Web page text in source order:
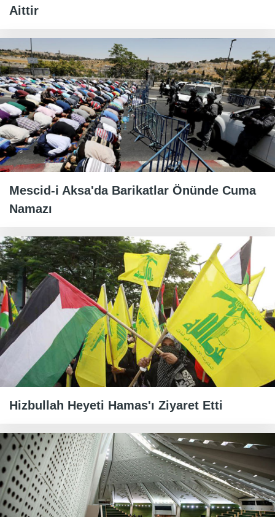
Aittir
Mescid-i Aksa'da Barikatlar Önünde Cuma
Namazı
Hizbullah Heyeti Hamas'ı Ziyaret Etti